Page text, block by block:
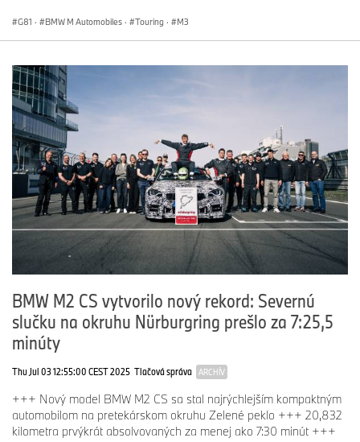
G81 · BMW M Automobiles · Touring · M3
BMW M2 CS vytvorilo nový rekord: Severnú
slučku na okruhu Nürburgring prešlo za 7:25,5
minúty
Thu Jul 03 12:55:00 CEST 2025 Tlačová správa ARCHÍV
+++ Nový model BMW M2 CS sa stal najrýchlejším kompaktným
automobilom na pretekárskom okruhu Zelené peklo +++ 20,832
kilometra prvýkrát absolvovaných za menej ako 7:30 minút +++